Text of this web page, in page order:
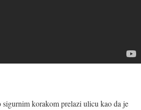
sigurnim korakom prelazi ulicu kao da je